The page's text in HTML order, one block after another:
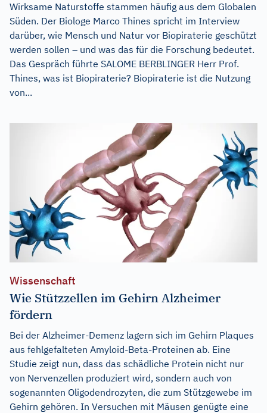
Wirksame Naturstoffe stammen häufig aus dem Globalen
Süden. Der Biologe Marco Thines spricht im Interview
darüber, wie Mensch und Natur vor Biopiraterie geschützt
werden sollen – und was das für die Forschung bedeutet.
Das Gespräch führte SALOME BERBLINGER Herr Prof.
Thines, was ist Biopiraterie? Biopiraterie ist die Nutzung
von...
Wissenschaft
Wie Stützzellen im Gehirn Alzheimer
fördern
Bei der Alzheimer-Demenz lagern sich im Gehirn Plaques
aus fehlgefalteten Amyloid-Beta-Proteinen ab. Eine
Studie zeigt nun, dass das schädliche Protein nicht nur
von Nervenzellen produziert wird, sondern auch von
sogenannten Oligodendrozyten, die zum Stützgewebe im
Gehirn gehören. In Versuchen mit Mäusen genügte eine